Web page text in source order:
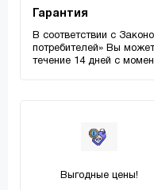
Гарантия
В соответствии с
потребителей» Вы
течение 14 дней с
Выгодные цены!